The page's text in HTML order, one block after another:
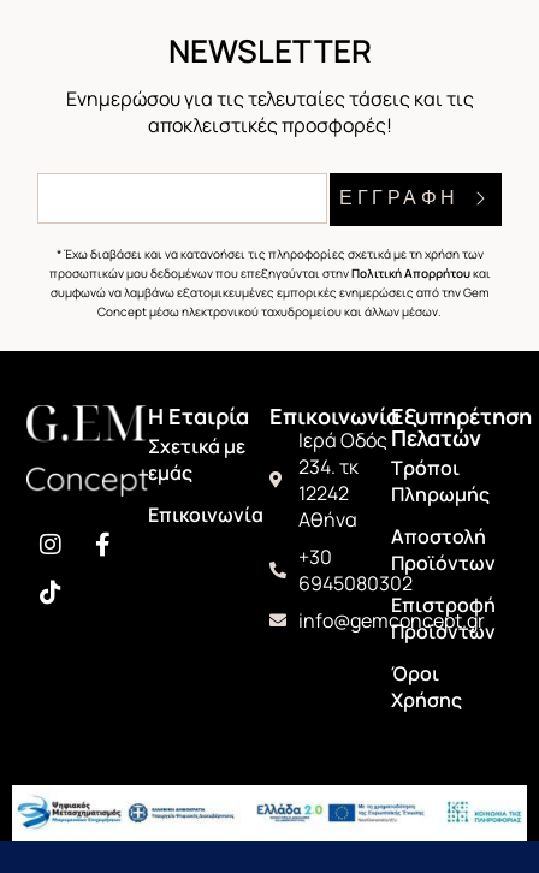
NEWSLETTER
Ενημερώσου για τις τελευταίες τάσεις και τις
αποκλειστικές προσφορές!
ΕΓΓΡΑΦΗ
* Έχω διαβάσει και να κατανοήσει τις πληροφορίες σχετικά με τη χρήση των
προσωπικών μου δεδομένων που επεξηγούνται στηνΠολιτική Απορρήτουκαι
συμφωνώ να λαμβάνω εξατομικευμένες εμπορικές ενημερώσεις από την Gem
Concept μέσω ηλεκτρονικού ταχυδρομείου και άλλων μέσων.
H Εταιρία
Σχετικά με
εμάς
Επικοινωνία
Επικοινωνία
Ιερά Οδός
234. τκ
12242
Αθήνα
+30
6945080302
info@gemconcept.gr
Εξυπηρέτηση
Πελατών
Τρόποι
Πληρωμής
Αποστολή
Προϊόντων
Επιστροφή
Προϊόντων
Όροι
Χρήσης